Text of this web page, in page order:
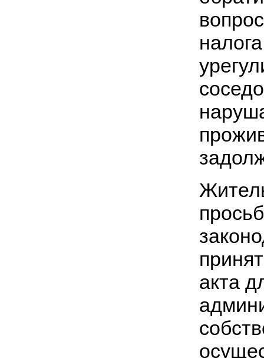
акта